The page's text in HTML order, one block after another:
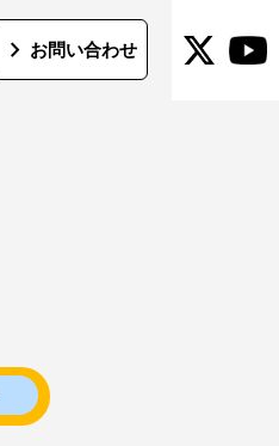
chevron_right お問い合わせ